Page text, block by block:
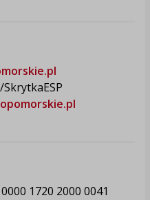
1720 2000 0041